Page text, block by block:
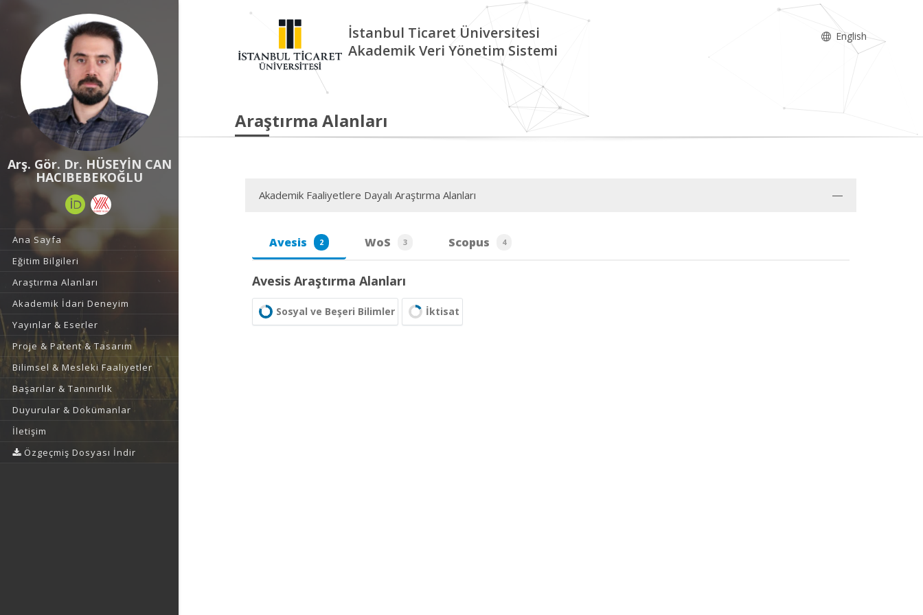
Arş. Gör. Dr. HÜSEYİN CAN
HACIBEBEKOĞLU
Ana Sayfa
Eğitim Bilgileri
Araştırma Alanları
Akademik İdari Deneyim
Yayınlar & Eserler
Proje & Patent & Tasarım
Bilimsel & Mesleki Faaliyetler
Başarılar & Tanınırlık
Duyurular & Dokümanlar
İletişim
Özgeçmiş Dosyası İndir
İstanbul Ticaret Üniversitesi
Akademik Veri Yönetim Sistemi
English
Araştırma Alanları
Akademik Faaliyetlere Dayalı Araştırma Alanları
Avesis 2 WoS 3 Scopus 4
Avesis Araştırma Alanları
Sosyal ve Beşeri Bilimler İktisat